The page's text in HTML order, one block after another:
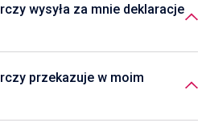
wysyła za mnie deklaracje
przekazuje w moim